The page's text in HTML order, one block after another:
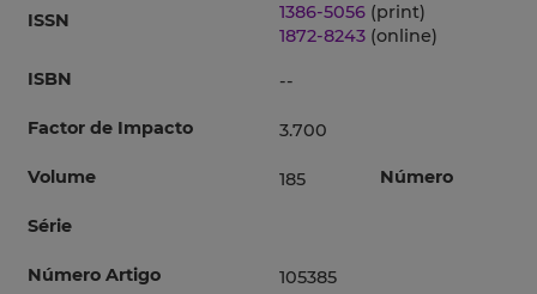
ISSN 1386-5056 (print)
1872-8243 (online)
ISBN
--
Factor de Impacto 3.700
Volume 185 Número
Série
Número Artigo 105385